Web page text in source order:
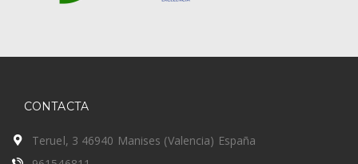
CONTACTA
Teruel, 3 46940 Manises (Valencia) España